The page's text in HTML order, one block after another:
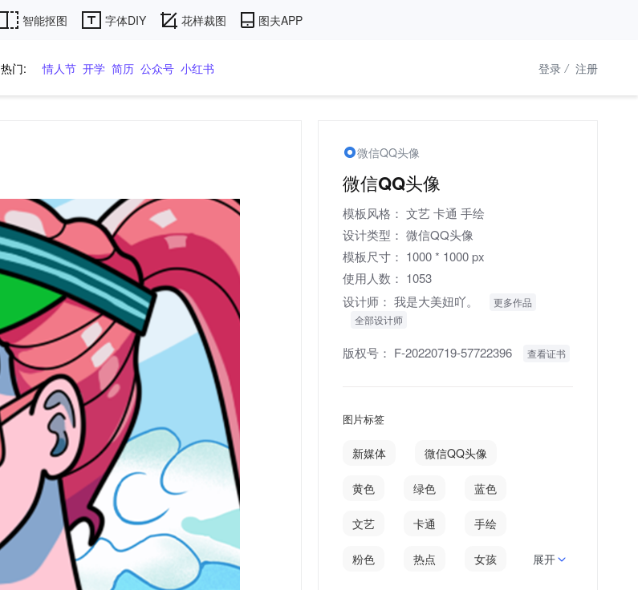
智能抠图 字体DIY 花样裁图 图夫APP
热门: 情人节 开学 简历 公众号 小红书 登录 / 注册
微信QQ头像
微信QQ头像
模板风格： 文艺卡通 手绘
设计类型： 微信QQ头像
模板尺寸： 1000 * 1000 px
使用人数： 1053
设计师： 我是大美妞吖。
更多作品
全部设计师
版权号： F-20220719-57722396 查看证书
图片标签
新媒体 微信QQ头像
黄色 绿色 蓝色
文艺 卡通 手绘
粉色 热点 女孩 展开